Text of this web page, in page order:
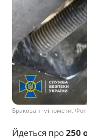
Браковані міномети.
Йдеться про250